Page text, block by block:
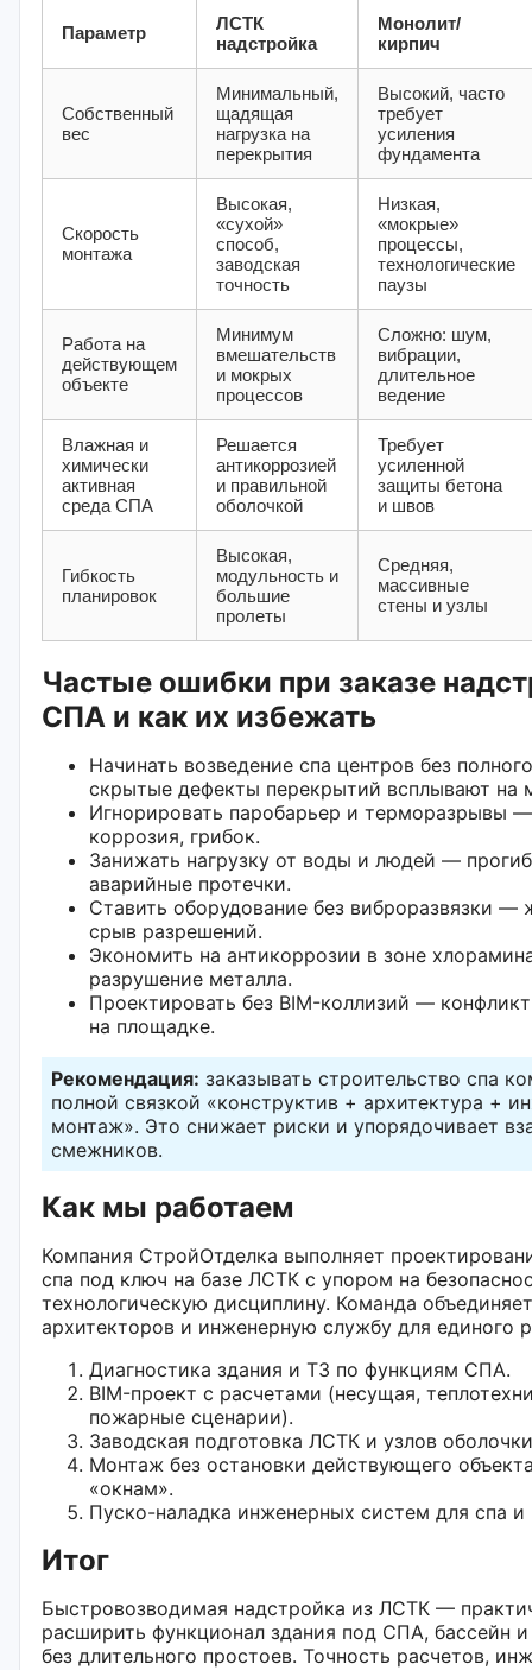
Параметр
ЛСТК
надстройка
Монолит/
кирпич
Собственный
вес
Минимальный,
щадящая
нагрузка на
перекрытия
Высокий, часто
требует
усиления
фундамента
Скорость
монтажа
Высокая,
«сухой»
способ,
заводская
точность
Низкая,
«мокрые»
процессы,
технологические
паузы
Работа на
действующем
объекте
Минимум
вмешательств
и мокрых
процессов
Сложно: шум,
вибрации,
длительное
ведение
Влажная и
химически
активная
среда СПА
Решается
антикоррозией
и правильной
оболочкой
Требует
усиленной
защиты бетона
и швов
Гибкость
планировок
Высокая,
модульность и
большие
пролеты
Средняя,
массивные
стены и узлы
Частые ошибки при заказе
СПА и как их избежать
Начинать возведение спа центров без
скрытые дефекты перекрытий всплывают на
Игнорировать паробарьер и терморазрывы —
коррозия, грибок.
Занижать нагрузку от воды и людей —
аварийные протечки.
Ставить оборудование без виброразвязки —
срыв разрешений.
Экономить на антикоррозии в зоне
разрушение металла.
Проектировать без BIM-коллизий —
на площадке.
Рекомендация: заказывать строительство спа
полной связкой «конструктив + архитектура +
монтаж». Это снижает риски и упорядочивает
смежников.
Как мы работаем
Компания СтройОтделка выполняет
спа под ключ на базе ЛСТК с упором на
технологическую дисциплину. Команда
архитекторов и инженерную службу для единого
Диагностика здания и ТЗ по функциям СПА.
BIM-проект с расчетами (несущая,
пожарные сценарии).
Заводская подготовка ЛСТК и узлов
Монтаж без остановки действующего
«окнам».
Пуско-наладка инженерных систем для спа и
Итог
Быстровозводимая надстройка из ЛСТК —
расширить функционал здания под СПА, бассейн
без длительного простоев. Точность расчетов,